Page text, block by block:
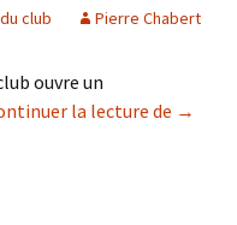
club Pierre Chabert
ouvre un
la lecture de →